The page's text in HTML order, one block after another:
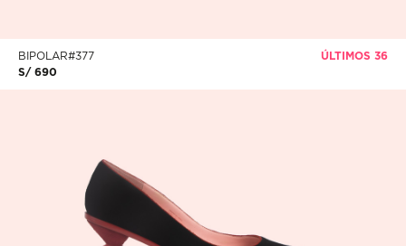
BIPOLAR#377
S/ 690
ÚLTIMOS 36